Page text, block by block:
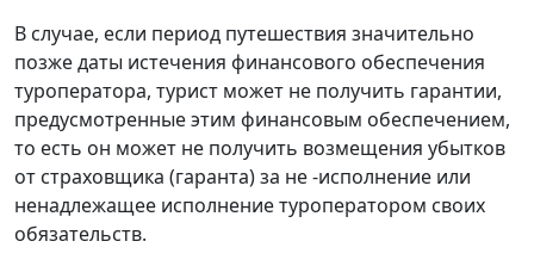
В случае, если период путешествия значительно
позже даты истечения финансового обеспечения
туроператора, турист может не получить гарантии,
предусмотренные этим финансовым обеспечением,
то есть он может не получить возмещения убытков
от страховщика (гаранта) за не -исполнение или
ненадлежащее исполнение туроператором своих
обязательств.